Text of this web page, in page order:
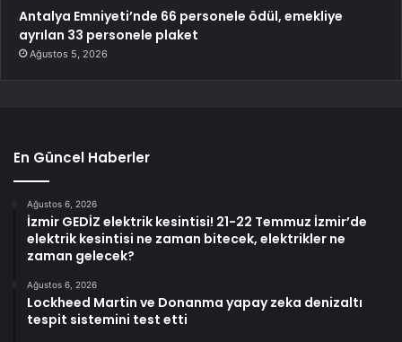
Antalya Emniyeti’nde 66 personele ödül, emekliye
ayrılan 33 personele plaket
Ağustos 5, 2026
En Güncel Haberler
Ağustos 6, 2026
İzmir GEDİZ elektrik kesintisi! 21-22 Temmuz İzmir’de
elektrik kesintisi ne zaman bitecek, elektrikler ne
zaman gelecek?
Ağustos 6, 2026
Lockheed Martin ve Donanma yapay zeka denizaltı
tespit sistemini test etti